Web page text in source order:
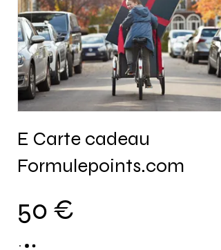
E Carte cadeau
Formulepoints.com
50 €